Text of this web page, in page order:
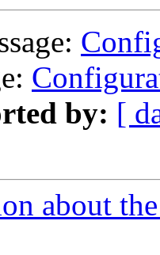
by: [
about